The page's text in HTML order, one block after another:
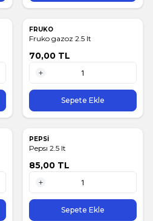
FRUKO
Fruko gazoz 2.5 lt
70,00 TL
1 Adet
Sepete Ekle
PEPSİ
Pepsı 2.5 lt
85,00 TL
1 Adet
Sepete Ekle